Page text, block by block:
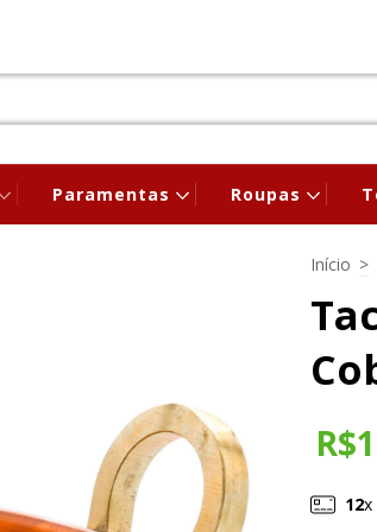
Paramentas Roupas
Início >
12x